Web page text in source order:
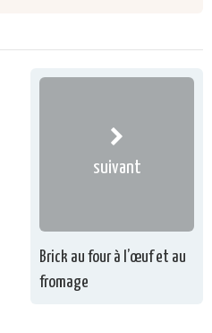
suivant
Brick au four à l’œuf et au
fromage